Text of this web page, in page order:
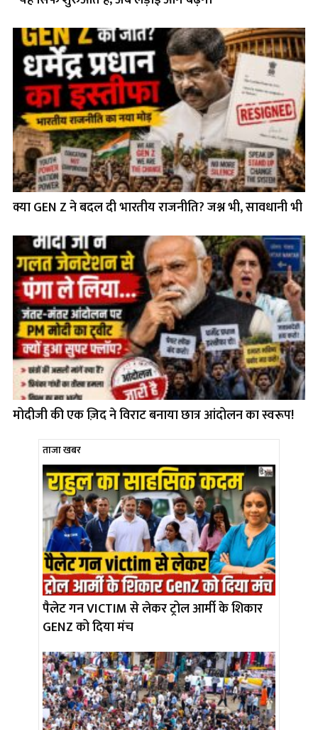
क्या GEN Z ने बदल दी भारतीय राजनीति? जश्न भी, सावधानी भी
मोदीजी की एक ज़िद ने विराट बनाया छात्र आंदोलन का स्वरूप!
ताजा खबर
पैलेट गन VICTIM से लेकर ट्रोल आर्मी के शिकार
GENZ को दिया मंच